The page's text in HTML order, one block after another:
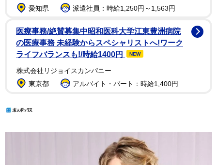
愛知県
派遣社員：時給1,250円～1,563円
医療事務/絶賛募集中昭和医科大学江東豊洲病院
の医療事務 未経験からスペシャリストへ!ワーク
ライフバランスも!/時給1400円
NEW
株式会社リジョイスカンパニー
東京都
アルバイト・パート：時給1,400円